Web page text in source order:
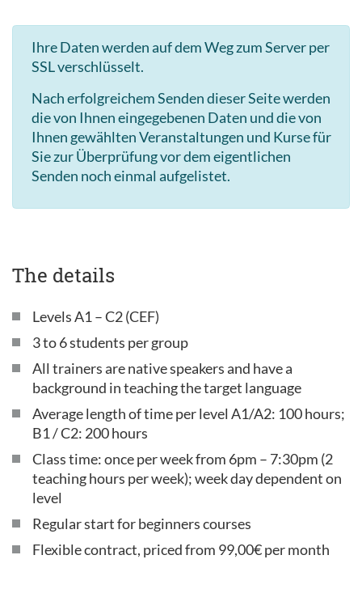
Ihre Daten werden auf dem Weg zum Server per
SSL verschlüsselt.
Nach erfolgreichem Senden dieser Seite werden
die von Ihnen eingegebenen Daten und die von
Ihnen gewählten Veranstaltungen und Kurse für
Sie zur Überprüfung vor dem eigentlichen
Senden noch einmal aufgelistet.
The details
Levels A1 – C2 (CEF)
3 to 6 students per group
All trainers are native speakers and have a
background in teaching the target language
Average length of time per level A1/A2: 100 hours;
B1 / C2: 200 hours
Class time: once per week from 6pm – 7:30pm (2
teaching hours per week); week day dependent on
level
Regular start for beginners courses
Flexible contract, priced from 99,00€ per month